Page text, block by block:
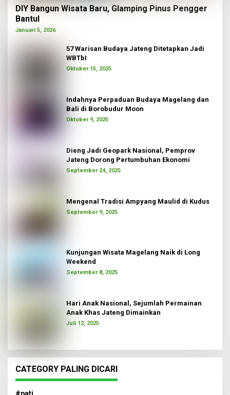
DIY Bangun Wisata Baru, Glamping Pinus Pengger
Bantul
Januari 5, 2026
57 Warisan Budaya Jateng Ditetapkan Jadi
WBTbI
Oktober 15, 2025
Indahnya Perpaduan Budaya Magelang dan
Bali di Borobudur Moon
Oktober 9, 2025
Dieng Jadi Geopark Nasional, Pemprov
Jateng Dorong Pertumbuhan Ekonomi
September 24, 2025
Mengenal Tradisi Ampyang Maulid di Kudus
September 9, 2025
Kunjungan Wisata Magelang Naik di Long
Weekend
September 8, 2025
Hari Anak Nasional, Sejumlah Permainan
Anak Khas Jateng Dimainkan
Juli 12, 2025
CATEGORY PALING DICARI